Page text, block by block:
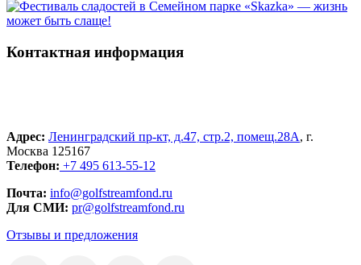
Контактная информация
Адрес: Ленинградский пр-кт, д.47, стр.2, помещ.28А, г.
Москва 125167
Телефон: +7 495 613-55-12
Почта: info@golfstreamfond.ru
Для СМИ: pr@golfstreamfond.ru
Отзывы и предложения